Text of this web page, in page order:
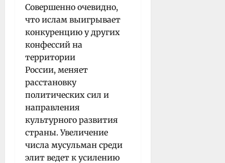
Совершенно очевидно,
что ислам выигрывает
конкуренцию у других
конфессий на
территории
России, меняет
расстановку
политических сил и
направления
культурного развития
страны. Увеличение
числа мусульман среди
элит ведет к усилению